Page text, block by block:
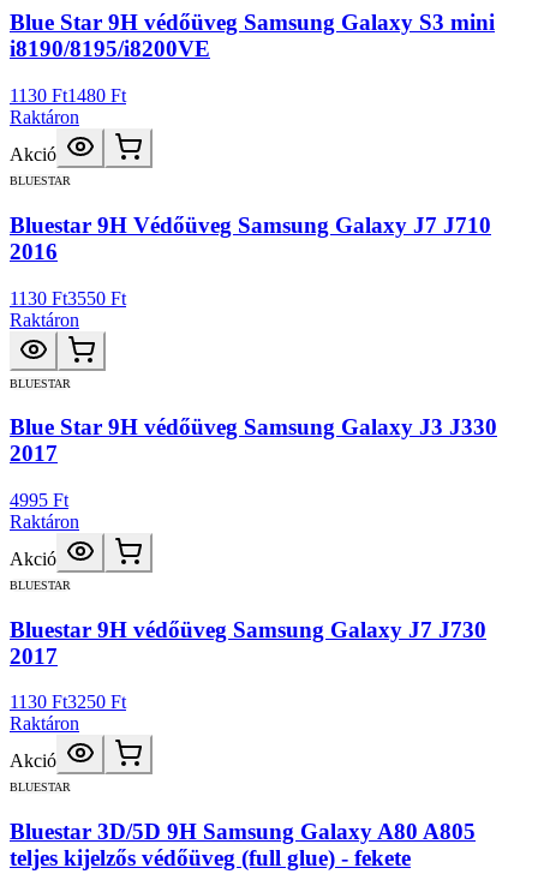
Blue Star 9H védőüveg Samsung Galaxy S3 mini
i8190/8195/i8200VE
1130 Ft1480 Ft
Raktáron
Akció
BLUESTAR
Bluestar 9H Védőüveg Samsung Galaxy J7 J710
2016
1130 Ft3550 Ft
Raktáron
BLUESTAR
Blue Star 9H védőüveg Samsung Galaxy J3 J330
2017
4995 Ft
Raktáron
Akció
BLUESTAR
Bluestar 9H védőüveg Samsung Galaxy J7 J730
2017
1130 Ft3250 Ft
Raktáron
Akció
BLUESTAR
Bluestar 3D/5D 9H Samsung Galaxy A80 A805
teljes kijelzős védőüveg (full glue) - fekete